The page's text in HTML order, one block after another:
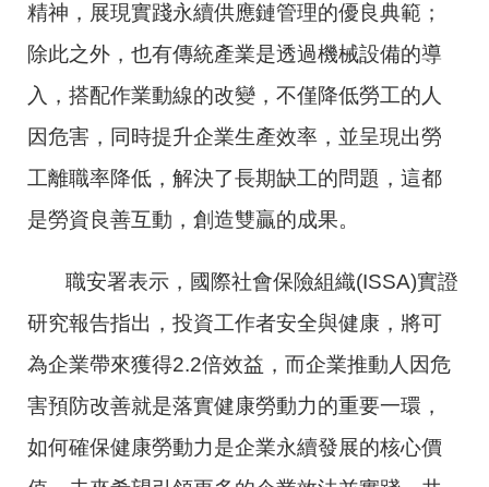
精神，展現實踐永續供應鏈管理的優良典範；
除此之外，也有傳統產業是透過機械設備的導
入，搭配作業動線的改變，不僅降低勞工的人
因危害，同時提升企業生產效率，並呈現出勞
工離職率降低，解決了長期缺工的問題，這都
是勞資良善互動，創造雙贏的成果。
職安署表示，國際社會保險組織(ISSA)實證
研究報告指出，投資工作者安全與健康，將可
為企業帶來獲得2.2倍效益，而企業推動人因危
害預防改善就是落實健康勞動力的重要一環，
如何確保健康勞動力是企業永續發展的核心價